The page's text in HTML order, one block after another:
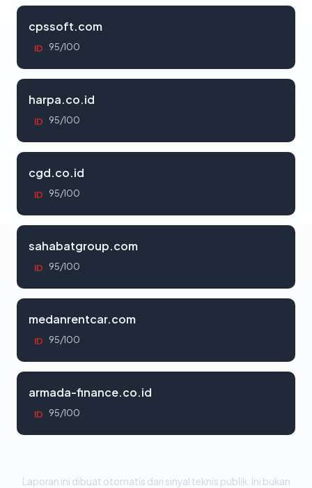
cpssoft.com
ID 95/100
harpa.co.id
ID 95/100
cgd.co.id
ID 95/100
sahabatgroup.com
ID 95/100
medanrentcar.com
ID 95/100
armada-finance.co.id
ID 95/100
Laporan ini dibuat otomatis dari sinyal teknis publik. Ini bukan